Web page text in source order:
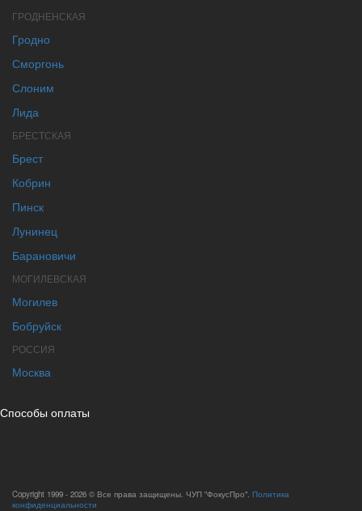
ГРОДНЕНСКАЯ
Гродно
Сморгонь
Слоним
Лида
БРЕСТСКАЯ
Брест
Кобрин
Пинск
Лунинец
Барановичи
МОГИЛЕВСКАЯ
Могилев
Бобруйск
РОССИЯ
Москва
Способы оплаты
Copyright 1999 - 2026 © Все права защищены. ЧУП "ФокусПро". Политика
конфиденциальности